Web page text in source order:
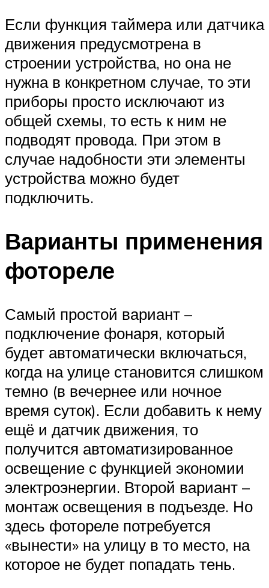
Если функция таймера или датчика
движения предусмотрена в
строении устройства, но она не
нужна в конкретном случае, то эти
приборы просто исключают из
общей схемы, то есть к ним не
подводят провода. При этом в
случае надобности эти элементы
устройства можно будет
подключить.
Варианты применения
фотореле
Самый простой вариант –
подключение фонаря, который
будет автоматически включаться,
когда на улице становится слишком
темно (в вечернее или ночное
время суток). Если добавить к нему
ещё и датчик движения, то
получится автоматизированное
освещение с функцией экономии
электроэнергии. Второй вариант –
монтаж освещения в подъезде. Но
здесь фотореле потребуется
«вынести» на улицу в то место, на
которое не будет попадать тень.